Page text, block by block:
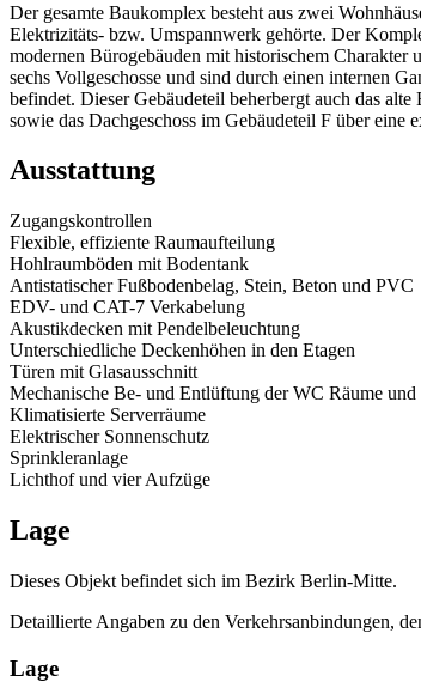
Der gesamte Baukomplex besteht aus zwei
Elektrizitäts- bzw. Umspannwerk gehörte. Der
modernen Bürogebäuden mit historischem
sechs Vollgeschosse und sind durch einen internen
befindet. Dieser Gebäudeteil beherbergt auch das
sowie das Dachgeschoss im Gebäudeteil F über eine
Ausstattung
Zugangskontrollen
Flexible, effiziente Raumaufteilung
Hohlraumböden mit Bodentank
Antistatischer Fußbodenbelag, Stein, Beton und PVC
EDV- und CAT-7 Verkabelung
Akustikdecken mit Pendelbeleuchtung
Unterschiedliche Deckenhöhen in den Etagen
Türen mit Glasausschnitt
Mechanische Be- und Entlüftung der WC Räume und
Klimatisierte Serverräume
Elektrischer Sonnenschutz
Sprinkleranlage
Lichthof und vier Aufzüge
Lage
Dieses Objekt befindet sich im Bezirk Berlin-Mitte.
Detaillierte Angaben zu den Verkehrsanbindungen,
Lage